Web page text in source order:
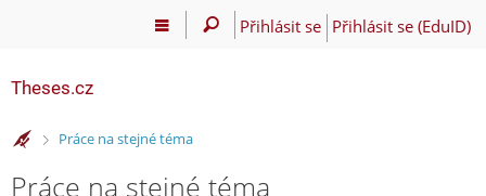
Přihlásit se Přihlásit se (EduID)
Theses.cz
>Práce na stejné téma
Práce na stejné téma